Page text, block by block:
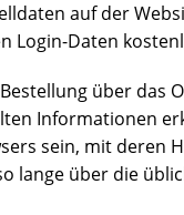
auf der
Login-Daten
über das
Informationen
sein, mit deren
lange über die